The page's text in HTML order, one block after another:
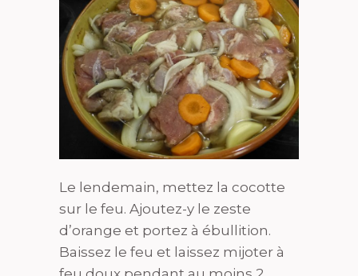
Le lendemain, mettez la cocotte
sur le feu. Ajoutez-y le zeste
d’orange et portez à ébullition.
Baissez le feu et laissez mijoter à